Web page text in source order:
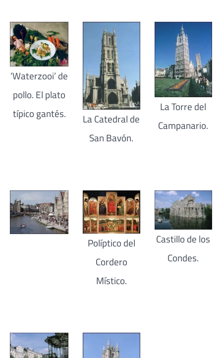
‘Waterzooi’ de
pollo. El plato
típico gantés.
La Catedral de
San Bavón.
La Torre del
Campanario.
Políptico del
Cordero
Místico.
Castillo de los
Condes.